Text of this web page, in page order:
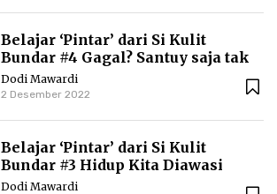
Belajar ‘Pintar’ dari Si Kulit
Bundar #4 Gagal? Santuy saja tak
Perlu Lebay
Dodi Mawardi
2 Desember 2022
Belajar ‘Pintar’ dari Si Kulit
Bundar #3 Hidup Kita Diawasi
‘Malaikat’ VAR
Dodi Mawardi